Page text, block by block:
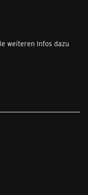
weiteren Infos dazu